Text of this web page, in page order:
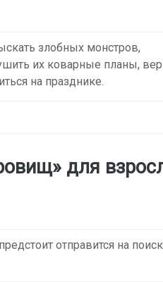
злобных монстров,
их коварные планы,
на празднике.
для
отправится на